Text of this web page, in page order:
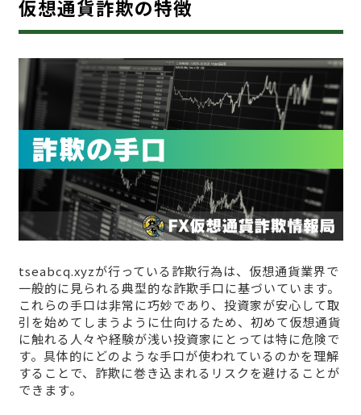
仮想通貨詐欺の特徴
tseabcq.xyzが行っている詐欺行為は、仮想通貨業界で
一般的に見られる典型的な詐欺手口に基づいています。
これらの手口は非常に巧妙であり、投資家が安心して取
引を始めてしまうように仕向けるため、初めて仮想通貨
に触れる人々や経験が浅い投資家にとっては特に危険で
す。具体的にどのような手口が使われているのかを理解
することで、詐欺に巻き込まれるリスクを避けることが
できます。